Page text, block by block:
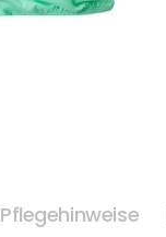
Pflegehinweise